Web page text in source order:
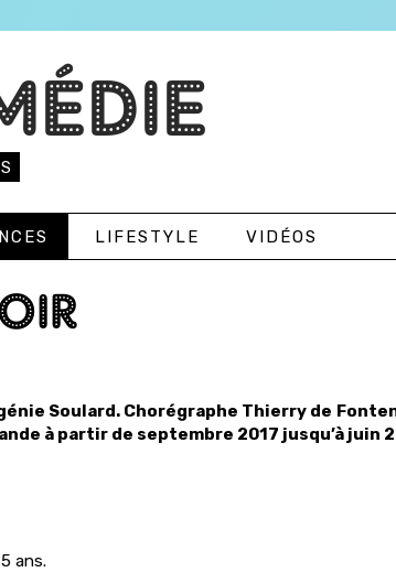
LIFESTYLE VIDÉOS
Soulard. Chorégraphe Thierry de
à partir de septembre 2017 jusqu’à juin
ans.